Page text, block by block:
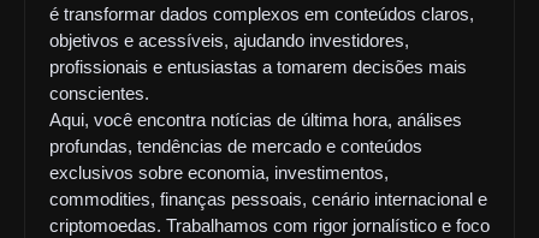
é transformar dados complexos em conteúdos claros,
objetivos e acessíveis, ajudando investidores,
profissionais e entusiastas a tomarem decisões mais
conscientes.
Aqui, você encontra notícias de última hora, análises
profundas, tendências de mercado e conteúdos
exclusivos sobre economia, investimentos,
commodities, finanças pessoais, cenário internacional e
criptomoedas. Trabalhamos com rigor jornalístico e foco